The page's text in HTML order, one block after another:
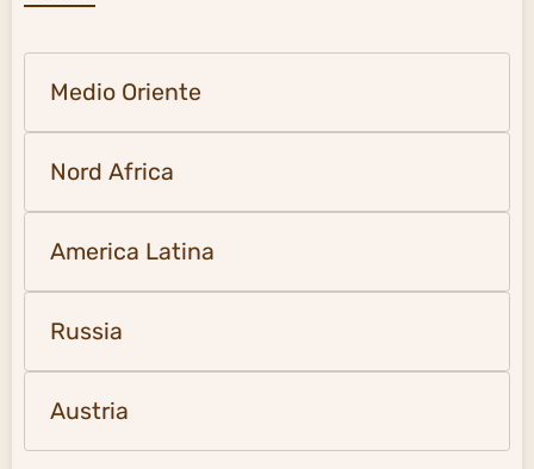
Medio Oriente
Nord Africa
America Latina
Russia
Austria